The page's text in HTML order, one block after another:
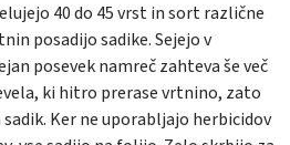
40 do 45 vrst in sort različne
posadijo sadike. Sejejo v
posevek namreč zahteva še več
ki hitro prerase vrtnino, zato
Ker ne uporabljajo herbicidov